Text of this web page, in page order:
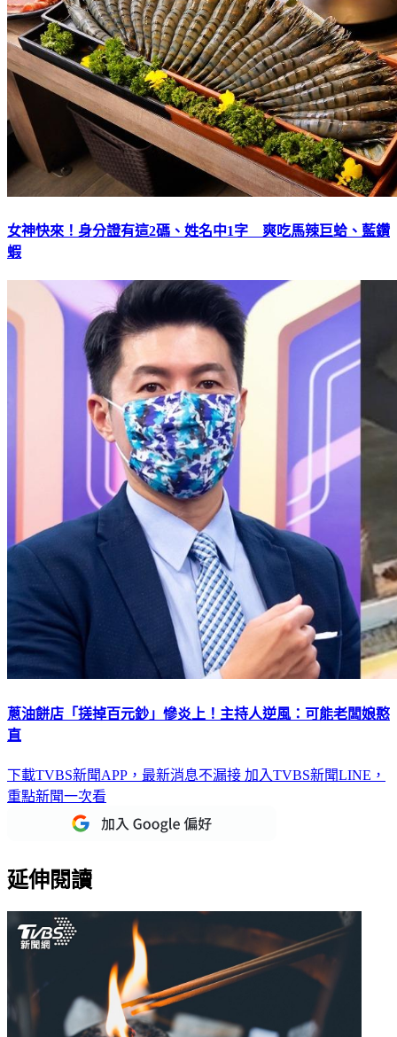
女神快來！身分證有這2碼、姓名中1字 爽吃馬辣巨蛤、藍鑽
蝦
蔥油餅店「搓掉百元鈔」慘炎上！主持人逆風：可能老闆娘憨
直
下載TVBS新聞APP，最新消息不漏接 加入TVBS新聞LINE，
重點新聞一次看
延伸閱讀